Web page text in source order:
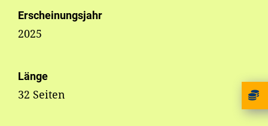
Erscheinungsjahr
2025
Länge
32 Seiten